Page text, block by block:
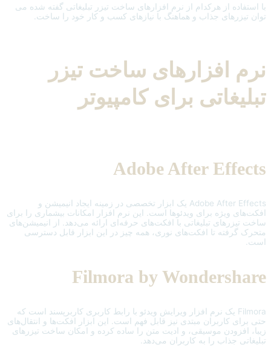
با استفاده از هرکدام از نرم افزارهای ساخت تیزر تبلیغاتی گفته شده می
توان تیزرهای جذاب و هماهنگ با نیازهای کسب و کار خود را ساخت.
نرم افزارهای ساخت تیزر
تبلیغاتی برای کامپیوتر
Adobe After Effects
Adobe After Effects یک ابزار تخصصی در زمینه ایجاد انیمیشن و
افکت‌های ویژه برای ویدئوها است. این نرم افزار امکانات بیشماری را برای
ساخت تیزرهای تبلیغاتی با افکت‌های حرفه‌ای ارائه می‌دهد. از انیمیشن‌های
متحرک گرفته تا افکت‌های نوری، همه چیز در این ابزار قابل دسترسی
است.
Filmora by Wondershare
Filmora یک نرم افزار ویرایش ویدئو با رابط کاربری کاربرپسند است که
حتی برای کاربران مبتدی نیز قابل فهم است. این ابزار افکت‌ها و انتقال‌های
زیبا، افزودن موسیقی، و ادیت متن را ساده کرده و امکان ساخت تیزرهای
تبلیغاتی جذاب را به کاربران می‌دهد.